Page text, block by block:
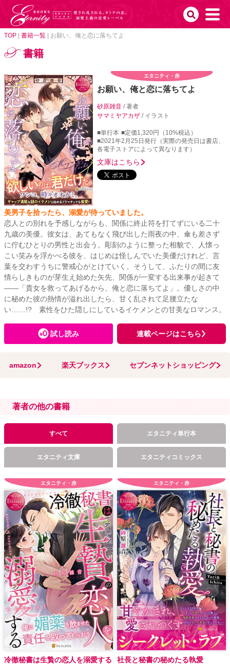
TOP 書籍一覧 お願い、俺と恋に落ちてよ
書籍
エタニティ・赤
お願い、俺と恋に落ちてよ
砂原雑音/ 著者
サマミヤアカザ / イラスト
■単行本 ■定価1,320円（10%税込）
■2021年2月25日発行（実際の発売日は書店、
各電子ストアによって異なります）
文庫はこちら
美男子を拾ったら、溺愛が待っていました。
恋人との別れを予感しながらも、関係に終止符を打てずにいる二十
九歳の美優。彼女は、あてもなく飛び出した雨夜の中、傘も差さず
に佇むひとりの男性と出会う。彫刻のように整った相貌で、人懐っ
こい笑みを浮かべる彼を、はじめは怪しんでいた美優だけれど、言
葉を交わすうちに警戒心がとけていく。そうして、ふたりの間に友
情らしきものが芽生え始めた矢先、関係が一変する出来事が起きて
――「貴女を救ってあげるから、俺と恋に落ちてよ」。優しさの中
に秘めた彼の熱情が溢れ出したら、甘く乱されて足腰立たな
い……!? 素性をひた隠しにしているイケメンとの甘美なロマンス。
試し読み 連載ページはこちら
amazon 楽天ブックス セブンネットショッピング
著者の他の書籍
すべて エタニティ単行本
エタニティ文庫 エタニティコミックス
エタニティ・赤
冷徹秘書は生贄の恋人を溺愛する
エタニティ・赤
社長と秘書の秘めたる執愛